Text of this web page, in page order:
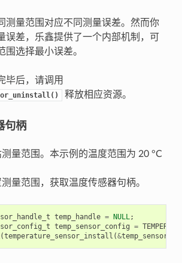
测量范围对应不同测量误差。然而你
误差，乐鑫提供了一个内部机制，可
围选择最小误差。
毕后，请调用
释放相应资源。
句柄
量范围。本示例的温度范围为 20 °C
量范围，获取温度传感器句柄。
temp_handle = NULL;
temp_sensor_config =
(temperature_sensor_install (&